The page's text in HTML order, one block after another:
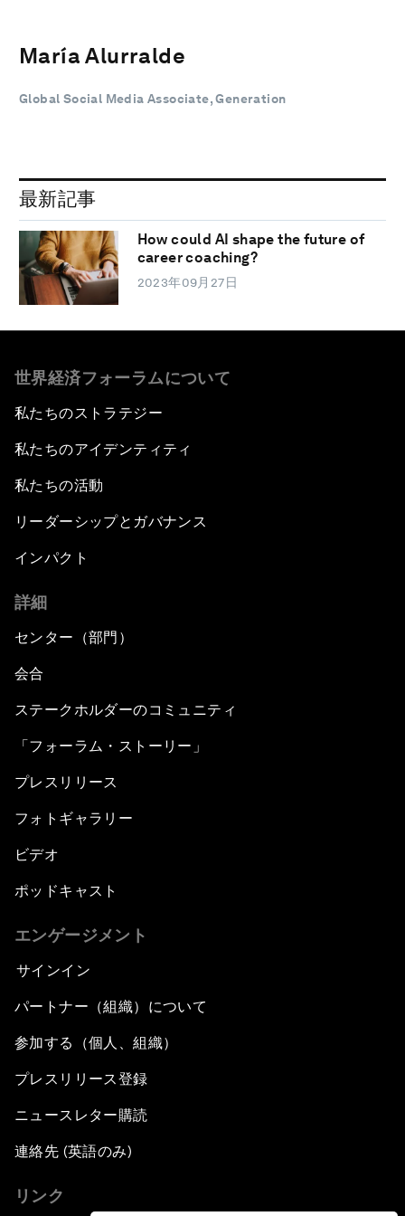
María Alurralde
Global Social Media Associate, Generation
最新記事
How could AI shape the future of
career coaching?
2023年09月27日
世界経済フォーラムについて
私たちのストラテジー
私たちのアイデンティティ
私たちの活動
リーダーシップとガバナンス
インパクト
詳細
センター（部門）
会合
ステークホルダーのコミュニティ
「フォーラム・ストーリー」
プレスリリース
フォトギャラリー
ビデオ
ポッドキャスト
エンゲージメント
サインイン
パートナー（組織）について
参加する（個人、組織）
プレスリリース登録
ニュースレター購読
連絡先 (英語のみ)
リンク